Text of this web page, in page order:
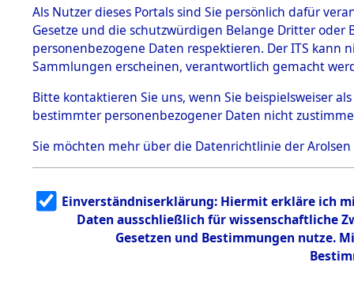
Effekten
1.2.9.1
Effekten aus
dem KZ
Dachau
1.2.9.2
Effekten aus
dem KZ
Bayerisches
1.2.9.3
Effekten aus
dem KZ
Neuengamm Einen Kommentar
Als Nutzer dieses Portals sind Sie persönlich dafür
Gesetze und die schutzwürdigen Belange Dritter
personenbezogene Daten respektieren. Der ITS
Sammlungen erscheinen, verantwortlich gemacht
Bitte kontaktieren Sie uns, wenn Sie beispielsweiser
bestimmter personenbezogener Daten nicht
Sie möchten mehr über die Datenrichtlinie der Arolsen
Einverständniserklärung: Hiermit erkläre ich
Daten ausschließlich für wissenschaftliche
Gesetzen und Bestimmungen nutze.